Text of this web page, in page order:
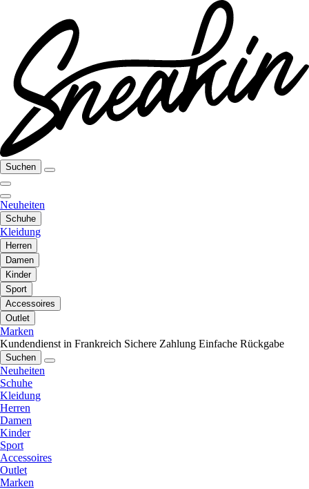
Suchen
Neuheiten
Schuhe
Kleidung
Herren
Damen
Kinder
Sport
Accessoires
Outlet
Marken
Kundendienst in Frankreich Sichere Zahlung Einfache Rückgabe
Suchen
Neuheiten
Schuhe
Kleidung
Herren
Damen
Kinder
Sport
Accessoires
Outlet
Marken